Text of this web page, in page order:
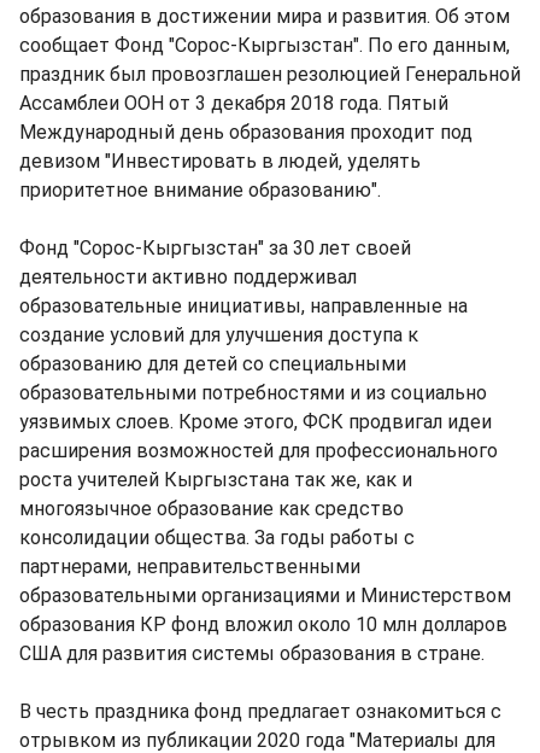
образования в достижении мира и развития. Об этом
сообщает Фонд "Сорос-Кыргызстан". По его данным,
праздник был провозглашен резолюцией Генеральной
Ассамблеи ООН от 3 декабря 2018 года. Пятый
Международный день образования проходит под
девизом "Инвестировать в людей, уделять
приоритетное внимание образованию".
Фонд "Сорос-Кыргызстан" за 30 лет своей
деятельности активно поддерживал
образовательные инициативы, направленные на
создание условий для улучшения доступа к
образованию для детей со специальными
образовательными потребностями и из социально
уязвимых слоев. Кроме этого, ФСК продвигал идеи
расширения возможностей для профессионального
роста учителей Кыргызстана так же, как и
многоязычное образование как средство
консолидации общества. За годы работы с
партнерами, неправительственными
образовательными организациями и Министерством
образования КР фонд вложил около 10 млн долларов
США для развития системы образования в стране.
В честь праздника фонд предлагает ознакомиться с
отрывком из публикации 2020 года "Материалы для